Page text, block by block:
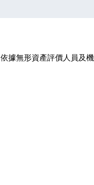
依據無形資產評價人員及